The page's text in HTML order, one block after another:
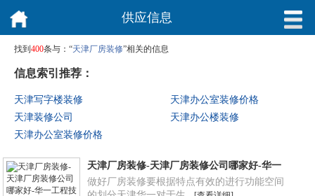
供应信息
找到 400条与：“天津厂房装修”相关的信息
信息索引推荐：
天津写字楼装修
天津办公室装修价格
天津装修公司
天津办公楼装修
天津办公室装修价格
天津厂房装修-天津厂房装修公司哪家好-华一
工程技术有限公司
做好厂房装修要根据特点有效的进行功能空间